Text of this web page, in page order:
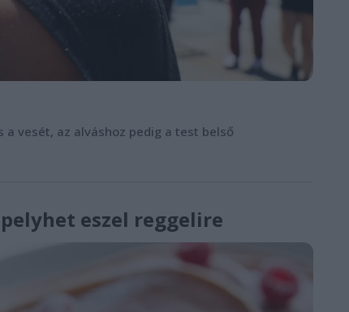
a vesét, az alváshoz pedig a test belső
eszel reggelire